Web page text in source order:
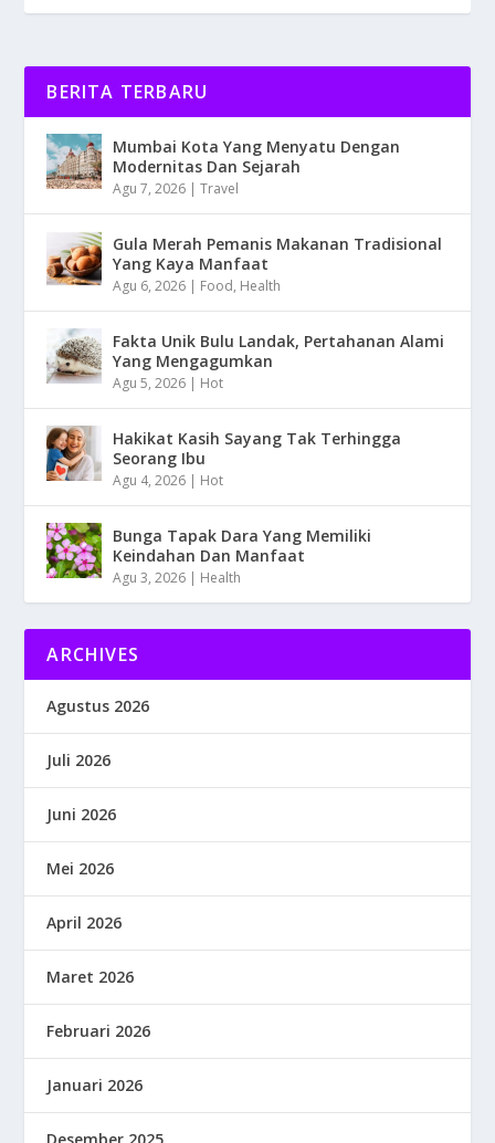
BERITA TERBARU
Mumbai Kota Yang Menyatu Dengan
Modernitas Dan Sejarah
Agu 7, 2026 |Travel
Gula Merah Pemanis Makanan Tradisional
Yang Kaya Manfaat
Agu 6, 2026 | Food, Health
Fakta Unik Bulu Landak, Pertahanan Alami
Yang Mengagumkan
Agu 5, 2026 | Hot
Hakikat Kasih Sayang Tak Terhingga
Seorang Ibu
Agu 4, 2026 | Hot
Bunga Tapak Dara Yang Memiliki
Keindahan Dan Manfaat
Agu 3, 2026 | Health
ARCHIVES
Agustus 2026
Juli 2026
Juni 2026
Mei 2026
April 2026
Maret 2026
Februari 2026
Januari 2026
Desember 2025